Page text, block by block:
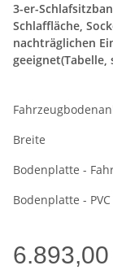
3-er-
Schlaffläche,
nachträglichen
geeignet(Tabelle,
Breite
Bodenplatte -
Bodenplatte -